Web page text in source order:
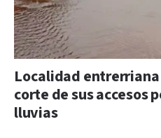
Localidad
corte de sus accesos
lluvias